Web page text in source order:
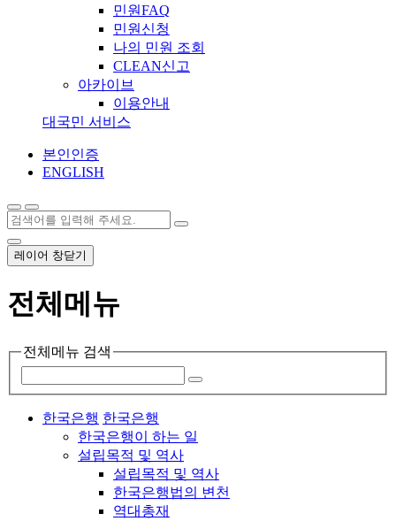
민원FAQ
민원신청
나의 민원 조회
CLEAN신고
아카이브
이용안내
대국민 서비스
본인인증
ENGLISH
레이어 창닫기
전체메뉴
전체메뉴 검색
한국은행 한국은행
한국은행이 하는 일
설립목적 및 역사
설립목적 및 역사
한국은행법의 변천
역대총재